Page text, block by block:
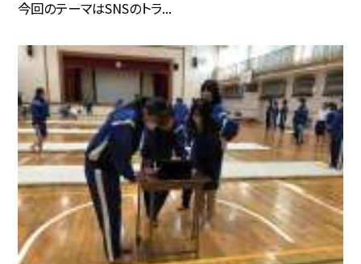
今回のテーマはSNSのトラ...